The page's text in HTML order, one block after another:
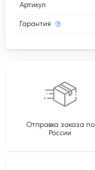
Артикул
Гарантия
Отправка заказа по
России